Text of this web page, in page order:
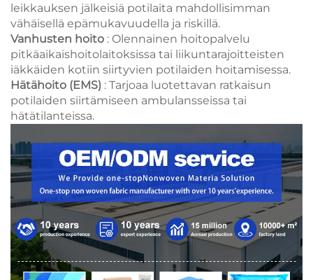
leikkauksen jälkeisiä potilaita mahdollisimman
vähäisellä epämukavuudella ja riskillä.
Vanhusten hoito : Olennainen hoitopalvelu
pitkäaikaishoitolaitoksissa tai liikuntarajoitteisten
iäkkäiden kotiin siirtyvien potilaiden hoitamisessa.
Hätähoito (EMS) : Tarjoaa luotettavan ratkaisun
potilaiden siirtämiseen ambulansseissa tai
hätätilanteissa.